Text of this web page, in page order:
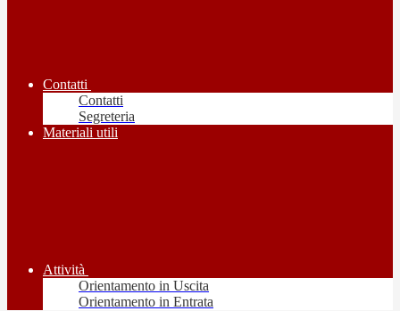
Contatti
Contatti
Segreteria
Materiali utili
Attività
Orientamento in Uscita
Orientamento in Entrata